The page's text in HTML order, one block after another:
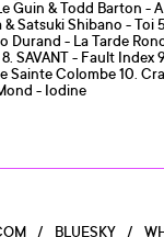
Guin & Todd Barton -
& Satsuki Shibano -
Durand - La Tarde
SAVANT - Fault Index
Sainte Colombe 10.
- Iodine
/ BLUESKY /